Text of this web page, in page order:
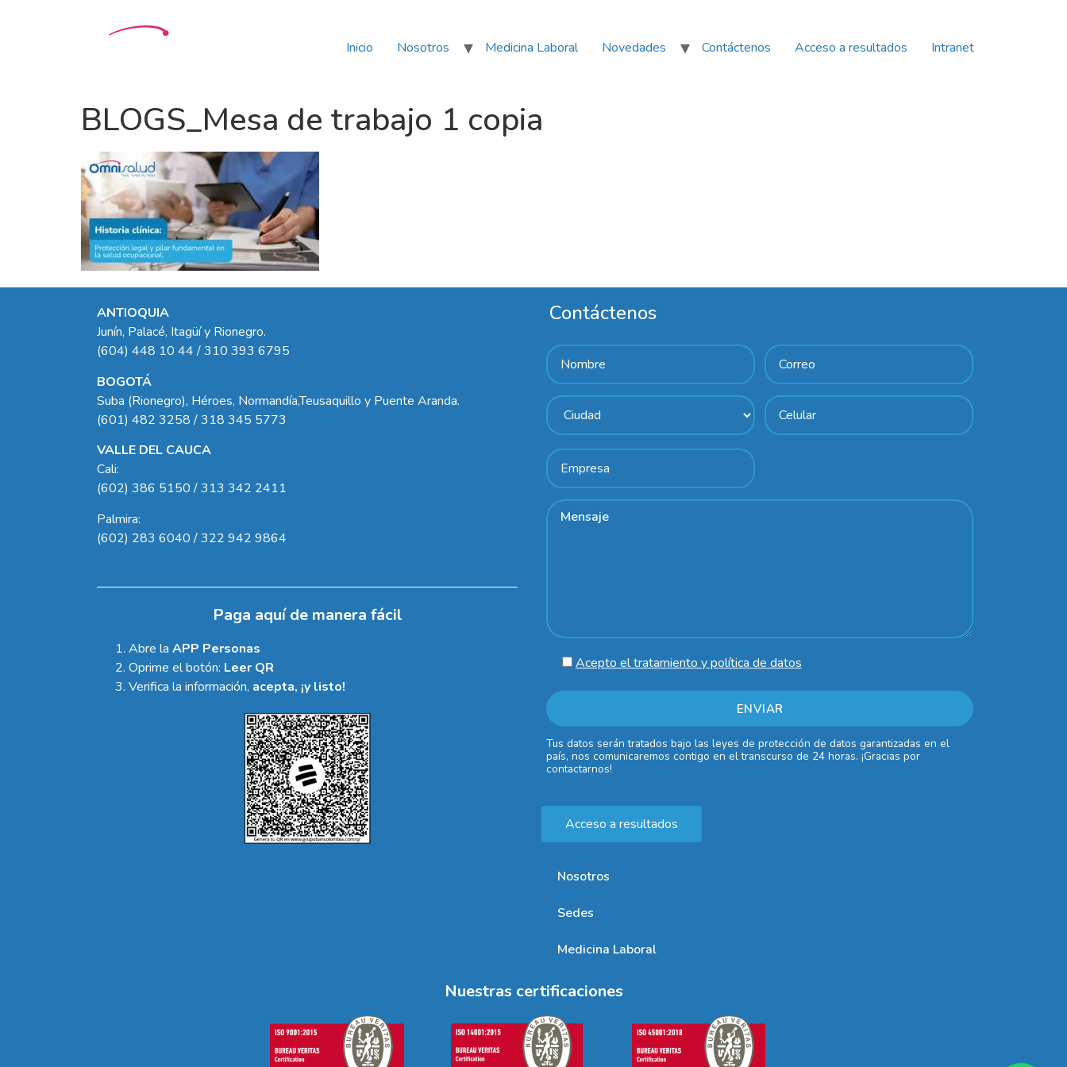
Inicio Nosotros Medicina Laboral Novedades Contáctenos Acceso a resultados Intranet
BLOGS_Mesa de trabajo 1 copia
ANTIOQUIA
Junín, Palacé, Itagüí y Rionegro.
(604) 448 10 44 / 310 393 6795
BOGOTÁ
Suba (Rionegro), Héroes, Normandía,Teusaquillo y Puente Aranda.
(601) 482 3258 / 318 345 5773
VALLE DEL CAUCA
Cali:
(602) 386 5150 / 313 342 2411
Palmira:
(602) 283 6040 / 322 942 9864
Paga aquí de manera fácil
Abre la APP Personas
Oprime el botón: Leer QR
Verifica la información, acepta, ¡y listo!
Contáctenos
Acepto el tratamiento y política de datos
Tus datos serán tratados bajo las leyes de protección de datos garantizadas en el
país, nos comunicaremos contigo en el transcurso de 24 horas. ¡Gracias por
contactarnos!
Acceso a resultados
Nosotros
Sedes
Medicina Laboral
Nuestras certificaciones